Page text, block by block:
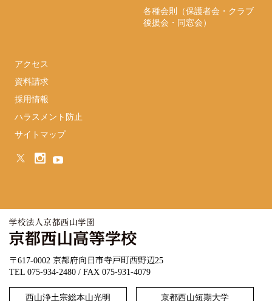
各種会則（保護者会・クラブ
後援会・同窓会）
アクセス
資料請求
採用情報
ハラスメント防止
サイトマップ
〒617-0002 京都府向日市寺戸町西野辺25
TEL 075-934-2480 / FAX 075-931-4079
西山浄土宗総本山光明 京都西山短期大学